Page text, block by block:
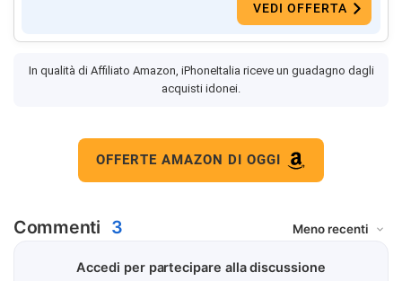
VEDI OFFERTA
In qualità di Affiliato Amazon, iPhoneItalia riceve un guadagno dagli
acquisti idonei.
OFFERTE AMAZON DI OGGI
Commenti 3
Accedi per partecipare alla discussione